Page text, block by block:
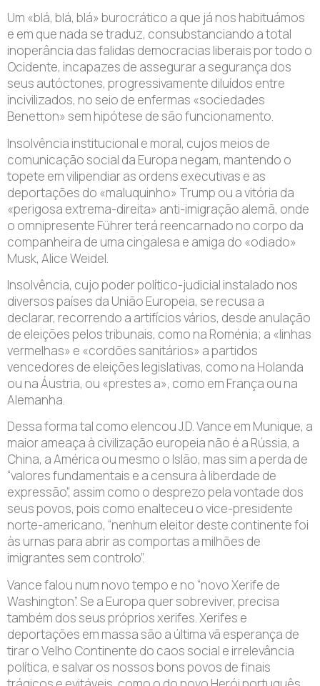
Um «blá, blá, blá» burocrático a que já nos habituámos
e em que nada se traduz, consubstanciando a total
inoperância das falidas democracias liberais por todo o
Ocidente, incapazes de assegurar a segurança dos
seus autóctones, progressivamente diluídos entre
incivilizados, no seio de enfermas «sociedades
Benetton» sem hipótese de são funcionamento.
Insolvência institucional e moral, cujos meios de
comunicação social da Europa negam, mantendo o
topete em vilipendiar as ordens executivas e as
deportações do «maluquinho» Trump ou a vitória da
«perigosa extrema-direita» anti-imigração alemã, onde
o omnipresente Führer terá reencarnado no corpo da
companheira de uma cingalesa e amiga do «odiado»
Musk, Alice Weidel.
Insolvência, cujo poder político-judicial instalado nos
diversos países da União Europeia, se recusa a
declarar, recorrendo a artifícios vários, desde anulação
de eleições pelos tribunais, como na Roménia; a «linhas
vermelhas» e «cordões sanitários» a partidos
vencedores de eleições legislativas, como na Holanda
ou na Áustria, ou «prestes a», como em França ou na
Alemanha.
Dessa forma tal como elencou J.D. Vance em Munique, a
maior ameaça à civilização europeia não é a Rússia, a
China, a América ou mesmo o Islão, mas sim a perda de
“valores fundamentais e a censura à liberdade de
expressão”, assim como o desprezo pela vontade dos
seus povos, pois como enalteceu o vice-presidente
norte-americano, “nenhum eleitor deste continente foi
às urnas para abrir as comportas a milhões de
imigrantes sem controlo”.
Vance falou num novo tempo e no “novo Xerife de
Washington”. Se a Europa quer sobreviver, precisa
também dos seus próprios xerifes. Xerifes e
deportações em massa são a última vã esperança de
tirar o Velho Continente do caos social e irrelevância
política, e salvar os nossos bons povos de finais